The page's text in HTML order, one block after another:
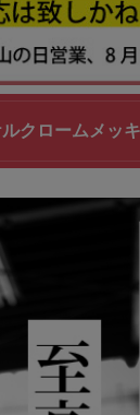
クロームメッ